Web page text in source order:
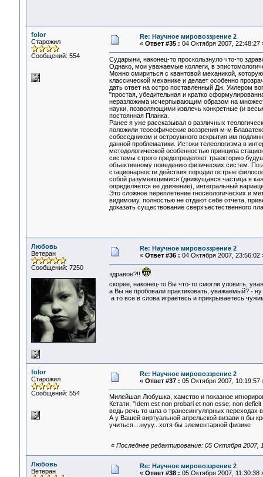
folor
Старожил
Сообщений: 554
Re: Научное мировоззрение 2
« Ответ #35 : 04 Октября 2007, 22:48:27
Сударыни, наконец-то проскользнуло что-то
Однако, мои уважаемые коллеги, в
Можно смириться с квантовой механикой,
классической механике и делает особенно
дать ответ на остро поставленный Дж. Уилером
"простая, убедительная и кратко
неразложима исчерпывающим образом на
науки, позволяющими извлечь конкретные (и
постоянная Планка.
Ранее я уже рассказывал о различных
положили теософические воззрения м-м
собеседником и остроумного вскрытия им
данной проблематики. Истоки телеологизма в
методологической особенностью принципа
системы строго предопределяет траекторию
объективному поведению физических систем.
стационарности действия породил острые
собой разумеющимися (движущаяся частица в
определяется ее движение), интегральный
Это сложное переплетение гносеологических и
видимому, полностью не отдают себе отчета,
доказать существование сверхъестественного
Любовь
Ветеран
Сообщений: 7250
Re: Научное мировоззрение 2
« Ответ #36 : 04 Октября 2007, 23:56:02
здравое?!!
скорее, наконец-то Вы что-то смогли уловить,
а Вы не пробовали практиковать, уважаемый? -
а то все в слова играетесь и прикрываетесь
folor
Старожил
Сообщений: 554
Re: Научное мировоззрение 2
« Ответ #37 : 05 Октября 2007, 10:19:57
Милейшая Любушка, хамство и показное
Кстати, "Idem est non probari et non esse; non
ведь речь то шла о транссингулярных переходах
А у Вашей виртуальной апрельской визави я бы
учиться....нууу...хотя бы элементарной физике
« Последнее редактирование: 05 Октября 2007,
Любовь
Ветеран
Re: Научное мировоззрение 2
« Ответ #38 : 05 Октября 2007, 11:30:38